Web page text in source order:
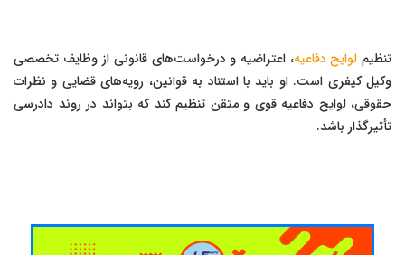
تنظیم لوایح دفاعیه، اعتراضیه و درخواست‌های قانونی از وظایف تخصصی
وکیل کیفری است. او باید با استناد به قوانین، رویه‌های قضایی و نظرات
حقوقی، لوایح دفاعیه قوی و متقن تنظیم کند که بتواند در روند دادرسی
تأثیرگذار باشد.